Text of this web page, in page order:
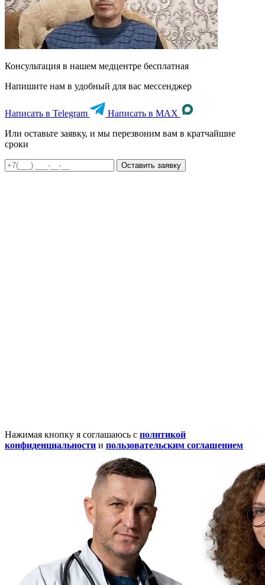
Консультация в нашем медцентре бесплатная
Напишите нам в удобный для вас мессенджер
Написать в Telegram
Написать в MAX
Или оставьте заявку, и мы перезвоним вам в кратчайшие
сроки
Оставить заявку
Нажимая кнопку я соглашаюсь с политикой
конфиденциальности и пользовательским соглашением